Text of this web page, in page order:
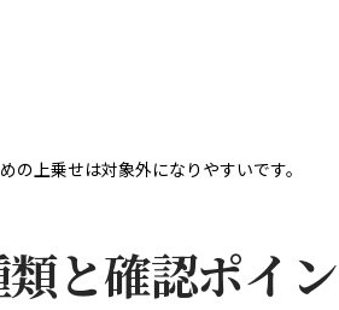
上乗せは対象外になりやすいです。
と確認ポイ